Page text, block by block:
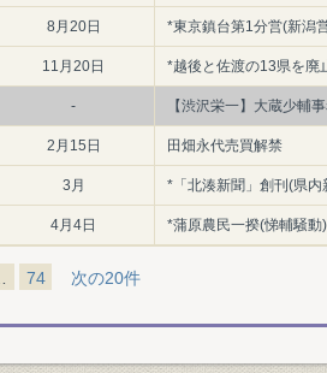
8月20日 *東京鎮台第1分営(新潟
11月20日 *越後と佐渡の13県を廃
- 【渋沢栄一】大蔵少輔
2月15日 田畑永代売買解禁
3月 *「北湊新聞」創刊(県内
4月4日 *蒲原農民一揆(悌輔騒動)
74 次の20件